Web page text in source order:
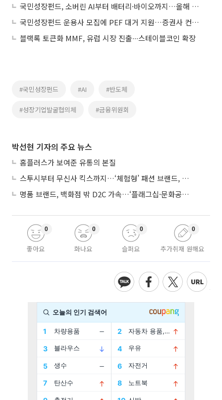
국민성장펀드, 소버린 AI부터 배터리·바이오까지…올해 8.4조 풀었다
국민성장펀드 운용사 모집에 PEF 대거 지원…증권사 컨소 돋보여
블랙록 토큰화 MMF, 유럽 시장 진출∙∙∙스테이블코인 확장
#국민성장펀드 #AI #반도체
#성장기업발굴협의체 #금융위원회
박선현 기자의 주요 뉴스
홈플러스가 보여준 유통의 본질
스투시부터 무신사 킥스까지…‘체험형’ 패션 브랜드, 잇단 제주행
명품 브랜드, 백화점 밖 D2C 가속…‘플래그십·문화공간’ 전략 눈길
좋아요
0
화나요
0
슬퍼요
0
추가취재 원해요
0